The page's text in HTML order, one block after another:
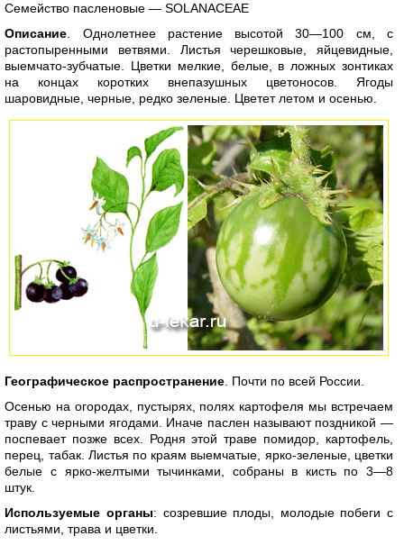
Семейство пасленовые — SOLANАСЕАЕ
Описание . Однолетнее растение высотой 30—100 см, с
растопыренными ветвями. Листья черешковые, яйцевидные,
выемчато-зубчатые. Цветки мелкие, белые, в ложных зонтиках
на концах коротких внепазушных цветоносов. Ягоды
шаровидные, черные, редко зеленые. Цветет летом и осенью.
Географическое распространение . Почти по всей России.
Осенью на огородах, пустырях, полях картофеля мы встречаем
траву с черными ягодами. Иначе паслен называют поздникой —
поспевает позже всех. Родня этой траве помидор, картофель,
перец, табак. Листья по краям выемчатые, ярко-зеленые, цветки
белые с ярко-желтыми тычинками, собраны в кисть по 3—8
штук.
Используемые органы: созревшие плоды, молодые побеги с
листьями, трава и цветки.